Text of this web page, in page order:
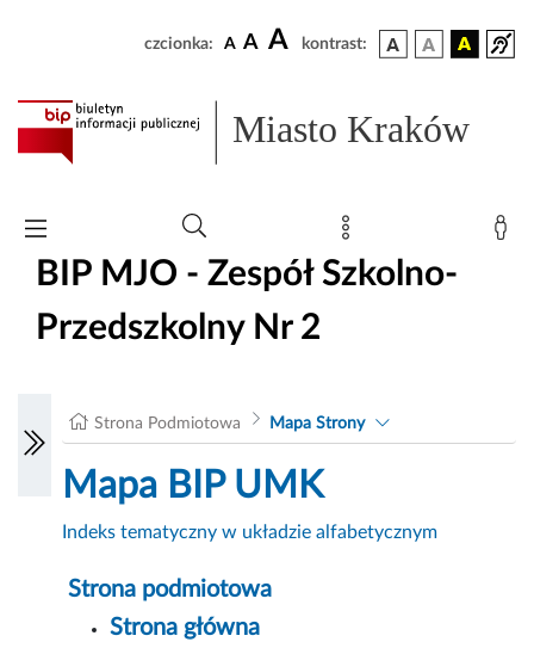
czcionka: A A A kontrast:
Miasto Kraków
BIP MJO - Zespół Szkolno-
Przedszkolny Nr 2
Strona Podmiotowa Mapa Strony
Mapa BIP UMK
Indeks tematyczny w układzie alfabetycznym
Strona podmiotowa
Strona główna